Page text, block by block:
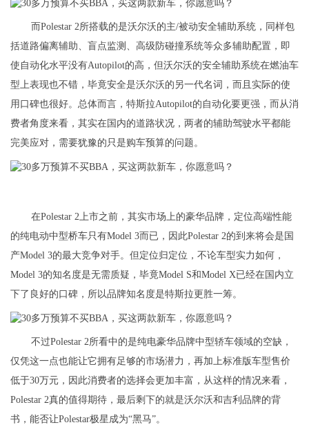
而Polestar 2所搭载的是沃尔沃的主/被动安全辅助系统，同样包
括道路偏离辅助、盲点监测、高级防碰撞系统等众多辅助配置，即
使自动化水平没有Autopilot的高，但沃尔沃的安全辅助系统在燃油车
型上表现也不错，毕竟安全是沃尔沃的另一代名词，而且实际的使
用口碑也很好。总体而言，特斯拉Autopilot的自动化要更强，而从消
费者角度来看，其实在国内的道路状况，两者的辅助驾驶水平都能
完美应对，需要犹豫的只是购车预算的问题。
在Polestar 2上市之前，其实市场上的豪华品牌，定位高端性能
的纯电动中型桥车只有Model 3而已，因此Polestar 2的到来将会是国
产Model 3的最大竞争对手。但定位归定位，不论车型实力如何，
Model 3的知名度是无需质疑，毕竟Model S和Model X已经在国内立
下了良好的口碑，所以品牌知名度是特斯拉更胜一筹。
不过Polestar 2所看中的是纯电豪华品牌中型轿车领域的空缺，
仅凭这一点也能让它拥有足够的市场潜力，再加上标准版车型售价
低于30万元，因此消费者的选择会更加丰富，从这样的情况来看，
Polestar 2真的值得期待，最后剩下的就是沃尔沃和吉利品牌的背
书，能否让Polestar极星成为“黑马”。